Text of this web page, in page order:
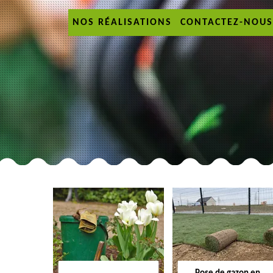
NOS RÉALISATIONS CONTACTEZ-